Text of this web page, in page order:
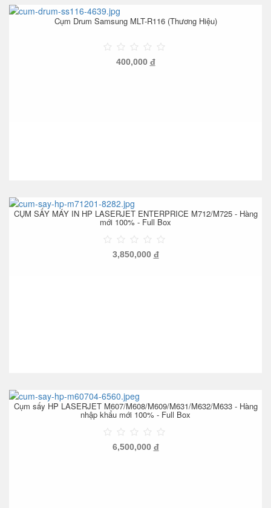
Cụm Drum Samsung MLT-R116 (Thương Hiệu)
400,000 đ
CỤM SẤY MÁY IN HP LASERJET ENTERPRICE M712/M725 - Hàng
mới 100% - Full Box
3,850,000 đ
Cụm sấy HP LASERJET M607/M608/M609/M631/M632/M633 - Hàng
nhập khẩu mới 100% - Full Box
6,500,000 đ